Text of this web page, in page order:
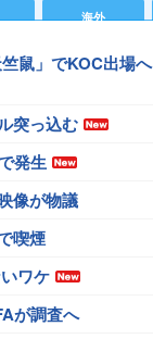
海外
鼠」でKOC出場へ
突っ込む
発生
像が物議
喫煙
ワケ
が調査へ